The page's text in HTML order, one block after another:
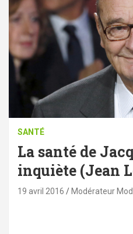
SANTÉ
La santé de
inquiète (Jean
19 avril 2016 Modérateur